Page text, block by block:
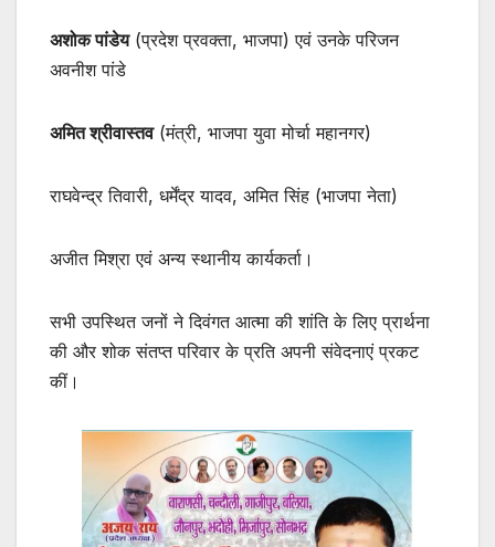
अशोक पांडेय(प्रदेश प्रवक्ता, भाजपा) एवं उनके परिजन
अवनीश पांडे
अमित श्रीवास्तव(मंत्री, भाजपा युवा मोर्चा महानगर)
राघवेन्द्र तिवारी, धर्मेंद्र यादव, अमित सिंह (भाजपा नेता)
अजीत मिश्रा एवं अन्य स्थानीय कार्यकर्ता।
सभी उपस्थित जनों ने दिवंगत आत्मा की शांति के लिए प्रार्थना
की और शोक संतप्त परिवार के प्रति अपनी संवेदनाएं प्रकट
कीं।